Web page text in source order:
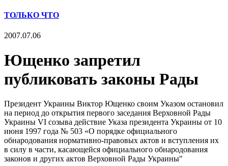
ТОЛЬКО ЧТО
2007.07.06
Ющенко запретил
публиковать законы Рады
Президент Украины Виктор Ющенко своим Указом остановил
на период до открытия первого заседания Верховной Рады
Украины VI созыва действие Указа президента Украины от 10
июня 1997 года № 503 «О порядке официального
обнародования нормативно-правовых актов и вступления их
в силу в части, касающейся официального обнародования
законов и других актов Верховной Рады Украины"